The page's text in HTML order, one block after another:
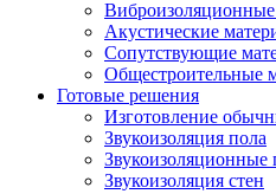
Акустические
Сопутствующие
Общестроительные
Готовые решения
Изготовление
Звукоизоляция пола
Звукоизоляционные
Звукоизоляция стен